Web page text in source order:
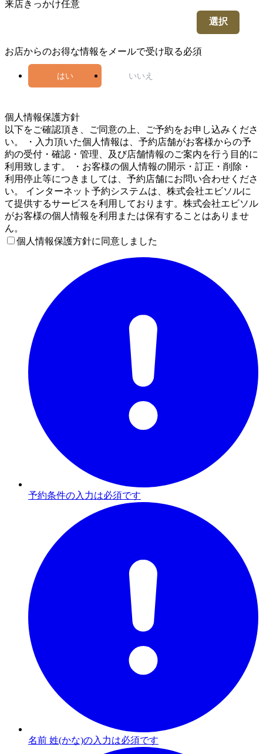
来店きっかけ任意
選択
お店からのお得な情報をメールで受け取る必須
はい いいえ
個人情報保護方針
以下をご確認頂き、ご同意の上、ご予約をお申し込みくださ
い。 ・入力頂いた個人情報は、予約店舗がお客様からの予
約の受付・確認・管理、及び店舗情報のご案内を行う目的に
利用致します。 ・お客様の個人情報の開示・訂正・削除・
利用停止等につきましては、予約店舗にお問い合わせくださ
い。 インターネット予約システムは、株式会社エビソルに
て提供するサービスを利用しております。株式会社エビソル
がお客様の個人情報を利用または保有することはありませ
ん。
個人情報保護方針に同意しました
予約条件の入力は必須です
名前 姓(かな)の入力は必須です